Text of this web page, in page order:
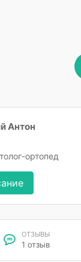
Антон
ортопед
ОТЗЫВЫ
1 отзыв